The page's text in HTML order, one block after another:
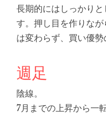
長期的にはしっかり
す。押し目を作りな
は変わらず、買い優勢
週足
陰線。
7月までの上昇から一